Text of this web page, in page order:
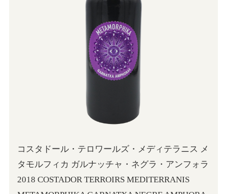
コスタドール・テロワールズ・メディテラニス メ
タモルフィカ ガルナッチャ・ネグラ・アンフォラ
2018 COSTADOR TERROIRS MEDITERRANIS